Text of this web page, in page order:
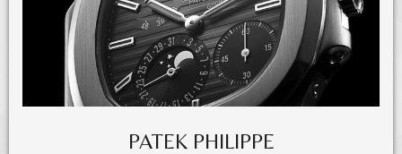
PATEK PHILIPPE